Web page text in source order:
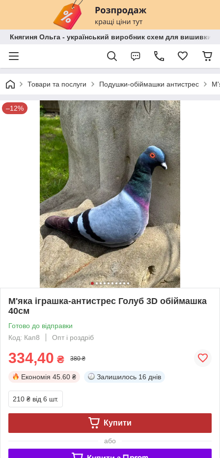
Княгиня Ольга - український виробник схем для вишивки
Товари та послуги Подушки-обіймашки антистрес
–12%
М'яка іграшка-антистрес Голуб 3D обіймашка
40см
Готово до відправки
Код: Кап8
Опт і роздріб
334,40 ₴ 380 ₴
Економія 45.60 ₴ Залишилось 16 днів
210 ₴ від 6 шт.
Купити
або